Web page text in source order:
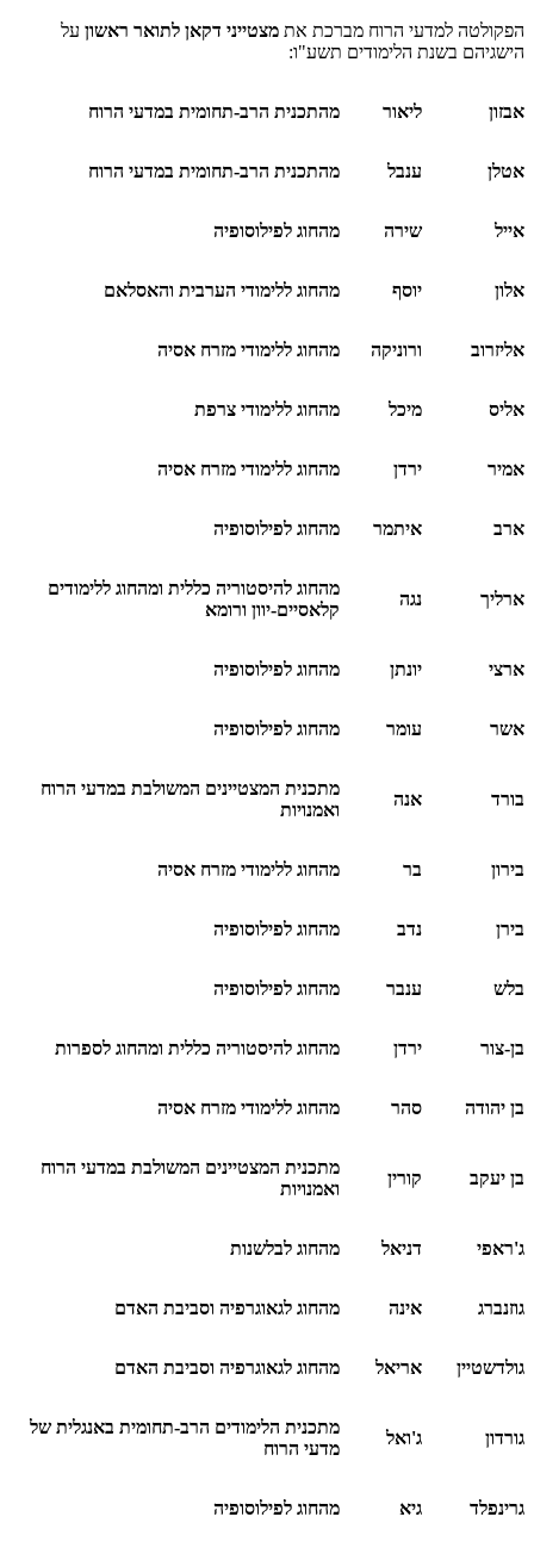
הפקולטה למדעי הרוח מברכת את מצטייני דקאן לתואר ראשון על
הישגיהם בשנת הלימודים תשע"ו:
אבזון ליאור מהתכנית הרב-תחומית במדעי הרוח
אטלן ענבל מהתכנית הרב-תחומית במדעי הרוח
אייל שירה מהחוג לפילוסופיה
אלון יוסף מהחוג ללימודי הערבית והאסלאם
אליזרוב ורוניקה מהחוג ללימודי מזרח אסיה
אליס מיכל מהחוג ללימודי צרפת
אמיר ירדן מהחוג ללימודי מזרח אסיה
ארב איתמר מהחוג לפילוסופיה
ארליך נגה
מהחוג להיסטוריה כללית ומהחוג ללימודים
קלאסיים-יוון ורומא
ארצי יונתן מהחוג לפילוסופיה
אשר עומר מהחוג לפילוסופיה
בורד אנה
מתכנית המצטיינים המשולבת במדעי הרוח
ואמנויות
בירון בר מהחוג ללימודי מזרח אסיה
בירן נדב מהחוג לפילוסופיה
בלש ענבר מהחוג לפילוסופיה
בן-צור ירדן מהחוג להיסטוריה כללית ומהחוג לספרות
בן יהודה סהר מהחוג ללימודי מזרח אסיה
בן יעקב קורין
מתכנית המצטיינים המשולבת במדעי הרוח
ואמנויות
ג'ראפי דניאל מהחוג לבלשנות
גוזנברג אינה מהחוג לגאוגרפיה וסביבת האדם
גולדשטיין אריאל מהחוג לגאוגרפיה וסביבת האדם
גורדון ג'ואל
מתכנית הלימודים הרב-תחומית באנגלית של
מדעי הרוח
גרינפלד גיא מהחוג לפילוסופיה